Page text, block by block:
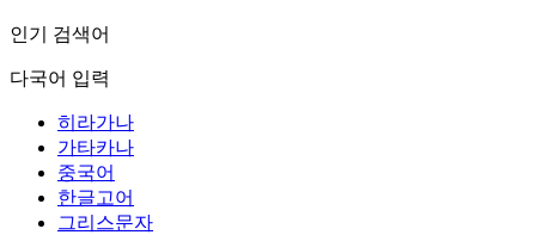
인기 검색어
다국어 입력
히라가나
가타카나
중국어
한글고어
그리스문자